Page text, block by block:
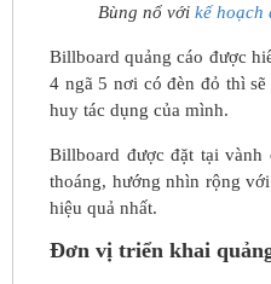
Bùng nổ với kế hoạch
Billboard quảng cáo được
4 ngã 5 nơi có đèn đỏ thì
huy tác dụng của mình.
Billboard được đặt tại
thoáng, hướng nhìn rộng
hiệu quả nhất.
Đơn vị triển khai